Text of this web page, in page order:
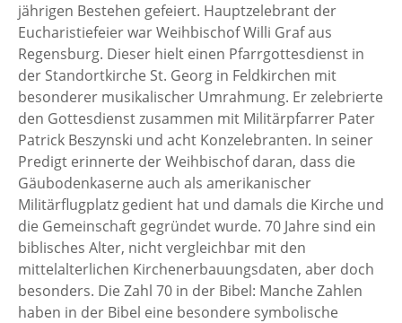
jährigen Bestehen gefeiert. Hauptzelebrant der
Eucharistiefeier war Weihbischof Willi Graf aus
Regensburg. Dieser hielt einen Pfarrgottesdienst in
der Standortkirche St. Georg in Feldkirchen mit
besonderer musikalischer Umrahmung. Er zelebrierte
den Gottesdienst zusammen mit Militärpfarrer Pater
Patrick Beszynski und acht Konzelebranten. In seiner
Predigt erinnerte der Weihbischof daran, dass die
Gäubodenkaserne auch als amerikanischer
Militärflugplatz gedient hat und damals die Kirche und
die Gemeinschaft gegründet wurde. 70 Jahre sind ein
biblisches Alter, nicht vergleichbar mit den
mittelalterlichen Kirchenerbauungsdaten, aber doch
besonders. Die Zahl 70 in der Bibel: Manche Zahlen
haben in der Bibel eine besondere symbolische